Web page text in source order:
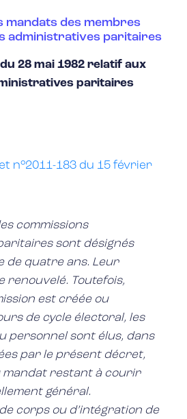
mandats des membres
administratives paritaires
28 mai 1982 relatif aux
paritaires
n°2011-183 du 15 février
commissions
sont désignés
de quatre ans. Leur
renouvelé. Toutefois,
est créée ou
de cycle électoral, les
personnel sont élus, dans
par le présent décret,
mandat restant à courir
général.
corps ou d’intégration de